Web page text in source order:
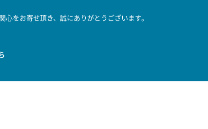
をお寄せ頂き、誠にありがとうございます。